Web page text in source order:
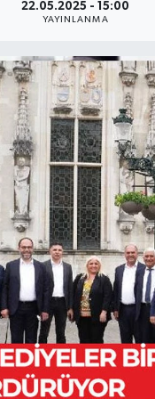
22.05.2025 - 15:00
YAYINLANMA